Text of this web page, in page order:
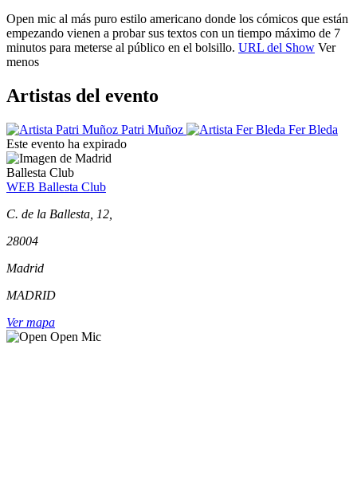
Open mic al más puro estilo americano donde los cómicos que están
empezando vienen a probar sus textos con un tiempo máximo de 7
minutos para meterse al público en el bolsillo. URL del Show Ver
menos
Artistas del evento
Patri Muñoz
Fer Bleda
Este evento ha expirado
Ballesta Club
WEB Ballesta Club
C. de la Ballesta, 12,
28004
Madrid
MADRID
Ver mapa